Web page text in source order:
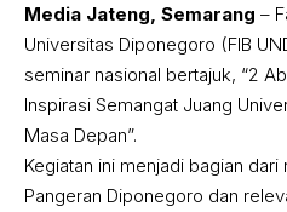
Media Jateng, Semarang –
Universitas Diponegoro (FIB
seminar nasional bertajuk, “2
Inspirasi Semangat Juang
Masa Depan”.
Kegiatan ini menjadi bagian
Pangeran Diponegoro dan